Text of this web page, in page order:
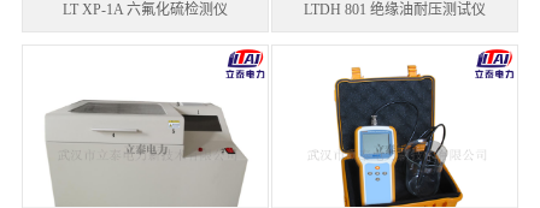
LT XP-1A 六氟化硫检测仪 LTDH 801 绝缘油耐压测试仪